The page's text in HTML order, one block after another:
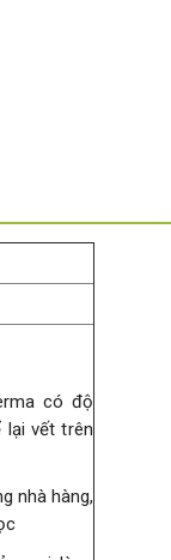
có độ
lại vết trên
nhà hàng,